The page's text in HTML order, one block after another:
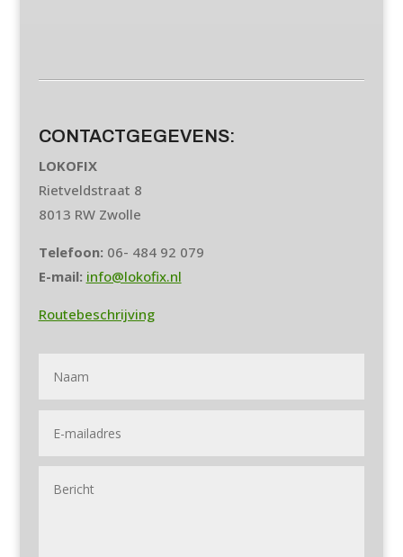
CONTACTGEGEVENS:
LOKOFIX
Rietveldstraat 8
8013 RW Zwolle
Telefoon: 06- 484 92 079
E-mail: info@lokofix.nl
Routebeschrijving